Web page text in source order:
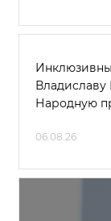
Народную
06.08.26